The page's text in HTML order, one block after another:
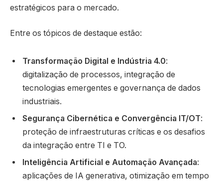
estratégicos para o mercado.
Entre os tópicos de destaque estão:
Transformação Digital e Indústria 4.0:
digitalização de processos, integração de
tecnologias emergentes e governança de dados
industriais.
Segurança Cibernética e Convergência IT/OT:
proteção de infraestruturas críticas e os desafios
da integração entre TI e TO.
Inteligência Artificial e Automação Avançada:
aplicações de IA generativa, otimização em tempo